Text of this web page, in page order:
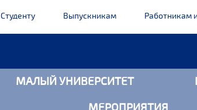
Студенту Выпускникам Работникам
МАЛЫЙ УНИВЕРСИТЕТ